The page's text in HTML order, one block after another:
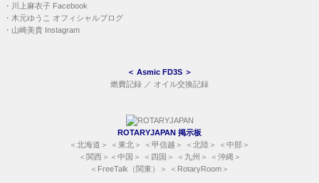
・ 川上麻衣子 Facebook
・ 木元ゆうこ オフィシャルブログ
・ 山崎美貴 Instagram
＜ Asmic FD3S ＞
燃費記録 ／ オイル交換記録
ROTARYJAPAN 掲示板
＜ 北海道 ＞ ＜ 東北 ＞ ＜ 甲信越 ＞ ＜ 北陸 ＞ ＜ 中部 ＞
＜ 関西 ＞＜ 中国 ＞ ＜ 四国 ＞ ＜ 九州 ＞ ＜ 沖縄＞
＜ FreeTalk（関東） ＞ ＜ RotaryRoom ＞